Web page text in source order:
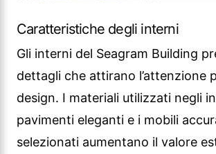
Caratteristiche degli interni
Gli interni del Seagram Building
dettagli che attirano l’attenzione
design. I materiali utilizzati negli
pavimenti eleganti e i mobili
selezionati aumentano il valore